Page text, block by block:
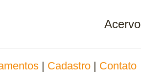
Acervo
Cadastro Contato